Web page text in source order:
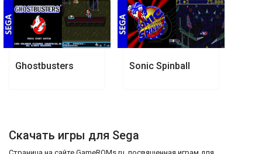
Ghostbusters Sonic Spinball
Скачать игры для Sega